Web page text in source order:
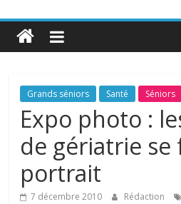
24h
Santé
La
santé
toute
famille
Grands séniors Santé Séniors
Expo photo :
de gériatrie
portrait
7 décembre 2010 Rédaction